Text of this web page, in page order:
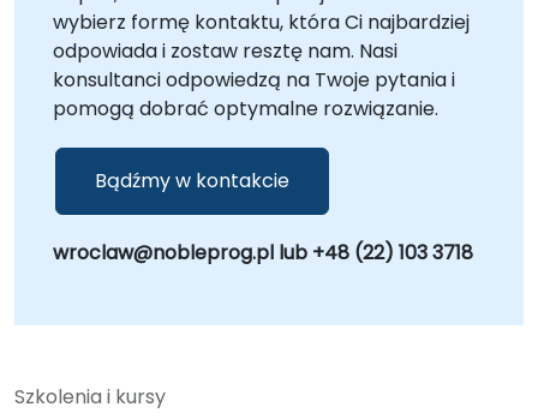
NobleProg – Twój Lokalny Partner
Konsultingowy w Transformacji Cyfrowej.
wybierz formę kontaktu, która Ci najbardziej
odpowiada i zostaw resztę nam. Nasi
konsultanci odpowiedzą na Twoje pytania i
pomogą dobrać optymalne rozwiązanie.
Bądźmy w kontakcie
wroclaw@nobleprog.pl lub +48 (22) 103 3718
Szkolenia i kursy